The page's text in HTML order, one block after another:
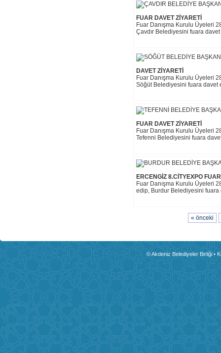
FUAR DAVET ZİYARETİ
Fuar Danışma Kurulu Üyeleri
Çavdır Belediyesini fuara davet
DAVET ZİYARETİ
Fuar Danışma Kurulu Üyeleri
Söğüt Belediyesini fuara davet
FUAR DAVET ZİYARETİ
Fuar Danışma Kurulu Üyeleri
Tefenni Belediyesini fuara davet
ERCENGİZ 8.CİTYEXPO
Fuar Danışma Kurulu Üyeleri
edip, Burdur Belediyesini fuara
« önceki
© Akdeniz Belediyeler Birliği •